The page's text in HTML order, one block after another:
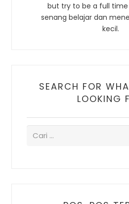
but try to be a full
senang belajar dan
kecil.
SEARCH FOR
LOOKING